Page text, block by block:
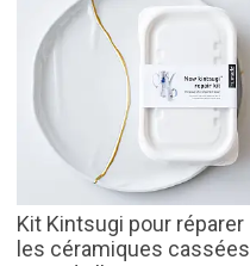
Kit Kintsugi pour réparer
les céramiques cassées